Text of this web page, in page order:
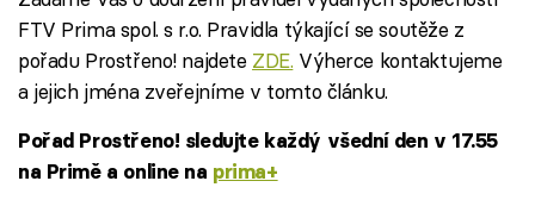
FTV Prima spol. s r.o. Pravidla týkající se soutěže z
pořadu Prostřeno! najdete ZDE. Výherce kontaktujeme
a jejich jména zveřejníme v tomto článku.
Pořad Prostřeno! sledujte každý všední den v 17.55
na Primě a online na prima+